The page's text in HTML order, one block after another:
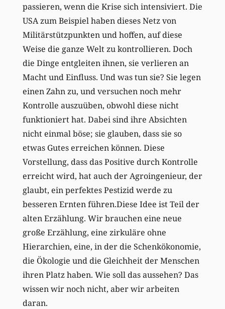
passieren, wenn die Krise sich intensiviert. Die
USA zum Beispiel haben dieses Netz von
Militärstützpunkten und hoffen, auf diese
Weise die ganze Welt zu kontrollieren. Doch
die Dinge entgleiten ihnen, sie verlieren an
Macht und Einfluss. Und was tun sie? Sie legen
einen Zahn zu, und versuchen noch mehr
Kontrolle auszuüben, obwohl diese nicht
funktioniert hat. Dabei sind ihre Absichten
nicht einmal böse; sie glauben, dass sie so
etwas Gutes erreichen können. Diese
Vorstellung, dass das Positive durch Kontrolle
erreicht wird, hat auch der Agroingenieur, der
glaubt, ein perfektes Pestizid werde zu
besseren Ernten führen.Diese Idee ist Teil der
alten Erzählung. Wir brauchen eine neue
große Erzählung, eine zirkuläre ohne
Hierarchien, eine, in der die Schenkökonomie,
die Ökologie und die Gleichheit der Menschen
ihren Platz haben. Wie soll das aussehen? Das
wissen wir noch nicht, aber wir arbeiten
daran.